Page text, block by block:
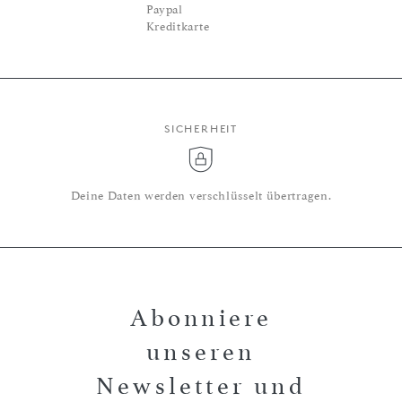
Paypal
Kreditkarte
SICHERHEIT
Deine Daten werden verschlüsselt übertragen.
Abonniere
unseren
Newsletter und